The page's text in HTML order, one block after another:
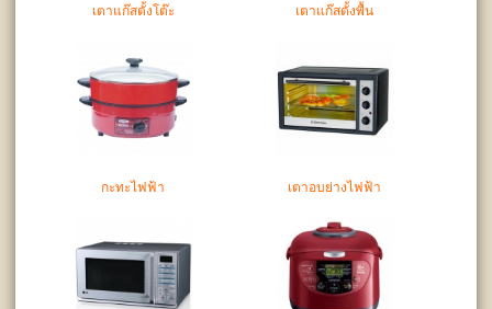
เตาแก๊สตั้งโต๊ะ เตาแก๊สตั้งพื้น
กะทะไฟฟ้า เตาอบย่างไฟฟ้า